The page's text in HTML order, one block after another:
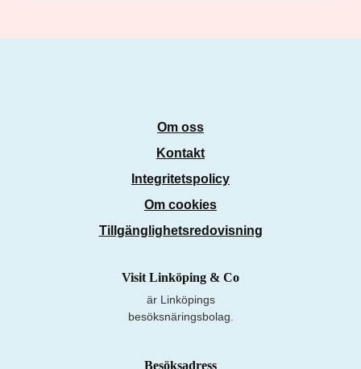
Om oss
Kontakt
Integritetspolicy
Om cookies
Tillgänglighetsredovisning
Visit Linköping & Co
är Linköpings
besöksnäringsbolag.
Besöksadress